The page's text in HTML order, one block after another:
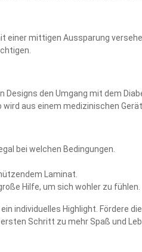
einer mittigen Aussparung
Designs den Umgang mit dem
aus einem medizinischen
bei welchen Bedingungen.
Laminat.
Hilfe, um sich wohler zu fühlen.
individuelles Highlight. Fördere
Schritt zu mehr Spaß und